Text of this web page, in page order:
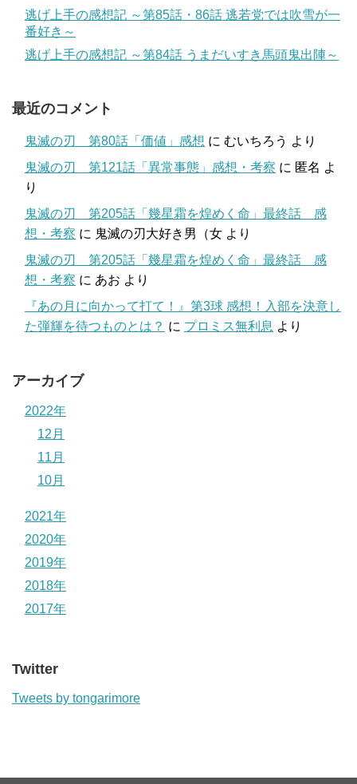
逃げ上手の感想記 ～第85話・86話 逃若党では吹雪が一
番好き～
逃げ上手の感想記 ～第84話 うまだいすき馬頭鬼出陣～
最近のコメント
鬼滅の刃 第80話「価値」感想 に むいちろう より
鬼滅の刃 第121話「異常事態」感想・考察 に 匿名 よ
り
鬼滅の刃 第205話「幾星霜を煌めく命」最終話 感
想・考察 に 鬼滅の刃大好き男（女 より
鬼滅の刃 第205話「幾星霜を煌めく命」最終話 感
想・考察 に あお より
『あの月に向かって打て！』第3球 感想！入部を決意し
た弾輝を待つものとは？ に プロミス無利息 より
アーカイブ
2022年
12月
11月
10月
2021年
2020年
2019年
2018年
2017年
Twitter
Tweets by tongarimore